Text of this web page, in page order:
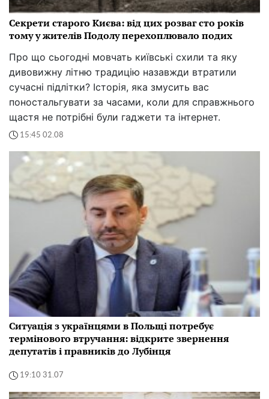
Секрети старого Києва: від цих розваг сто років
тому у жителів Подолу перехоплювало подих
Про що сьогодні мовчать київські схили та яку
дивовижну літню традицію назавжди втратили
сучасні підлітки? Історія, яка змусить вас
поностальгувати за часами, коли для справжнього
щастя не потрібні були гаджети та інтернет.
15:45 02.08
Ситуація з українцями в Польщі потребує
термінового втручання: відкрите звернення
депутатів і правників до Лубінця
19:10 31.07